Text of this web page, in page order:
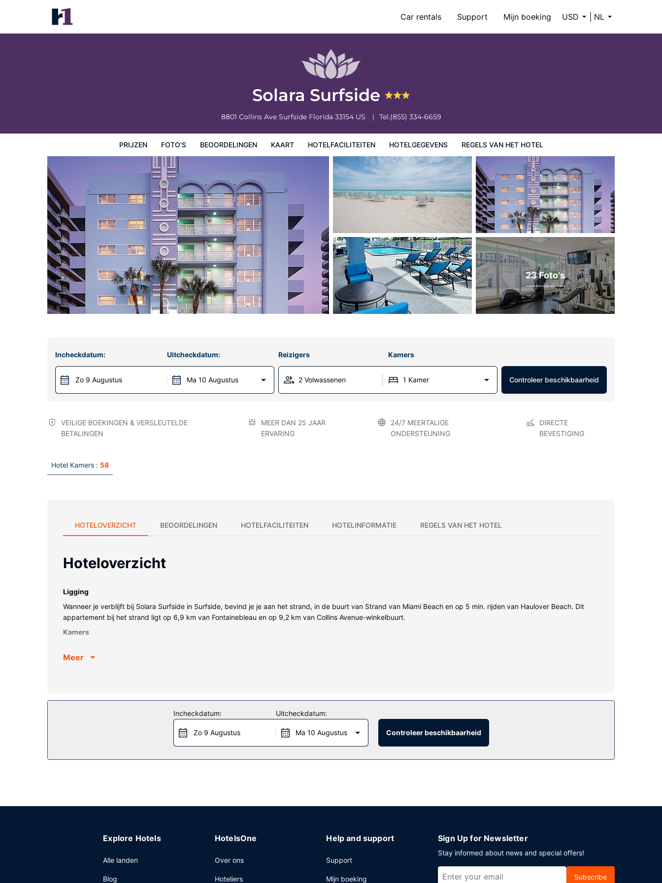
Car rentals Support Mijn boeking USD NL
Solara Surfside
8801 Collins Ave Surfside Florida 33154 US Tel.(855) 334-6659
PRIJZEN FOTO'S BEOORDELINGEN KAART HOTELFACILITEITEN HOTELGEGEVENS REGELS VAN HET HOTEL
Solara Surfside
Prijzen
23 Foto's
Incheckdatum:
Zo 9 Augustus
Uitcheckdatum:
Ma 10 Augustus
Reizigers Kamers
2 Volwassenen 1 Kamer Controleer beschikbaarheid
VEILIGE BOEKINGEN & VERSLEUTELDE
BETALINGEN
MEER DAN 25 JAAR
ERVARING
24/7 MEERTALIGE
ONDERSTEUNING
DIRECTE
BEVESTIGING
Hotel Kamers : 58
HOTELOVERZICHT BEOORDELINGEN HOTELFACILITEITEN HOTELINFORMATIE REGELS VAN HET HOTEL
Hoteloverzicht
Ligging
Wanneer je verblijft bij Solara Surfside in Surfside, bevind je je aan het strand, in de buurt van Strand van Miami Beach en op 5 min. rijden van Haulover Beach. Dit
appartement bij het strand ligt op 6,9 km van Fontainebleau en op 9,2 km van Collins Avenue-winkelbuurt.
Kamers
gemeubileerd met eenpersoons slaapbank. Een flatscreentelevisie van 40 inch en een dvd-speler worden op de kamer voorzien, met kabelzenders op de televisie.
conciërgeservices, een spelletjesruimte en een picknickplaats.
Enkele van de voorzieningen zijn een 24-uurs receptie, meertalig personeel en een wasserij.
Meer
Incheckdatum:
Zo 9 Augustus
Uitcheckdatum:
Ma 10 Augustus Controleer beschikbaarheid
Explore Hotels
Alle landen
Blog
HotelsOne
Over ons
Hoteliers
Help and support
Support
Mijn boeking
Sign Up for Newsletter
Stay informed about news and special offers!
Subscribe